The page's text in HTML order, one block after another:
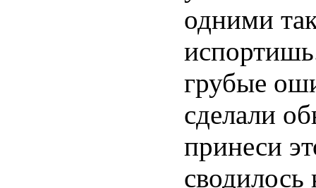
одними
грубые
сделали
принеси